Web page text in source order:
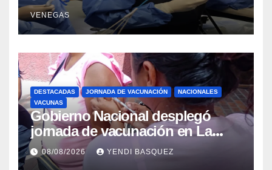
Retrógrada Endoscópica para
beneficiar a cientos de pacientes
VENEGAS
DESTACADAS JORNADA DE VACUNACIÓN
NACIONALES
VACUNAS
Gobierno Nacional desplegó
jornada de vacunación en La
Guaira para garantizar protección
epidemiológica
08/08/2026 YENDI BASQUEZ